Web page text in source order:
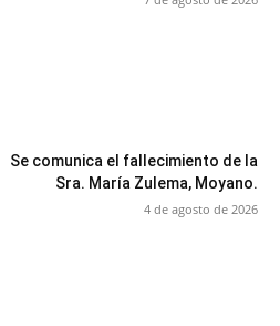
Se comunica el fallecimiento de la
Sra. María Zulema, Moyano.
4 de agosto de 2026